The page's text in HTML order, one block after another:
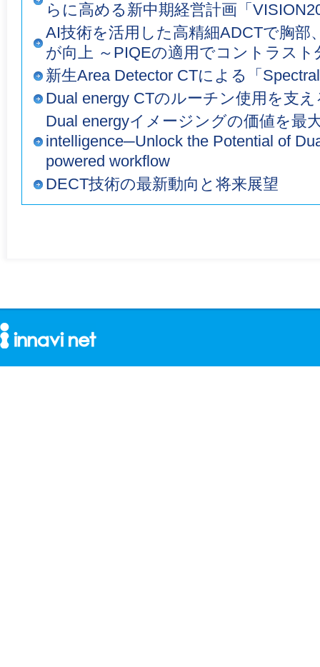
らに高める新中期経営計画「
AI技術を活用した高精細ADCTで胸部
が向上 ～PIQEの適用でコントラスト
新生Area Detector CTによる「
Dual energy CTのルーチン使用を支
Dual energyイメージングの価値を最
intelligence─Unlock the Potential of
powered workflow
DECT技術の最新動向と将来展望